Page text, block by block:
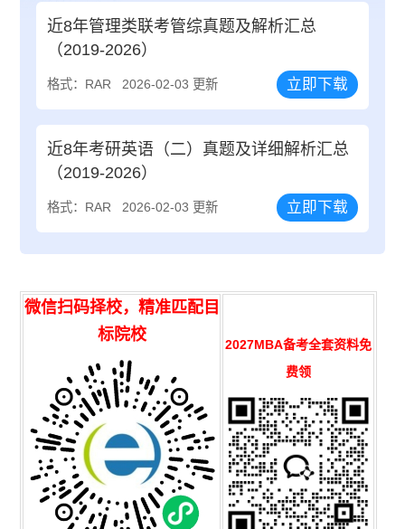
近8年管理类联考管综真题及解析汇总
（2019-2026）
格式：RAR 2026-02-03 更新 立即下载
近8年考研英语（二）真题及详细解析汇总
（2019-2026）
格式：RAR 2026-02-03 更新 立即下载
微信扫码择校，精准匹配目
标院校
2027MBA备考全套资料免
费领